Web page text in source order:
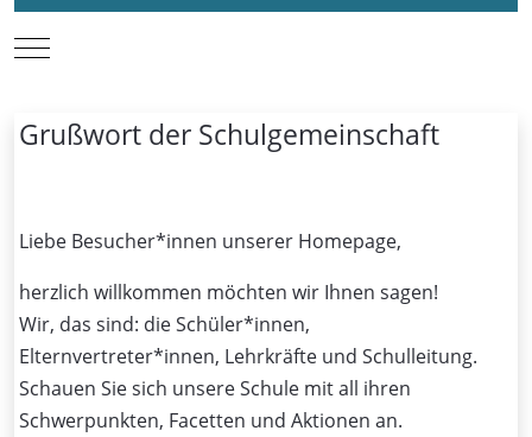
Mobile Menu Toggle
Grußwort der Schulgemeinschaft
Liebe Besucher*innen unserer Homepage,
herzlich willkommen möchten wir Ihnen sagen!
Wir, das sind: die Schüler*innen,
Elternvertreter*innen, Lehrkräfte und Schulleitung.
Schauen Sie sich unsere Schule mit all ihren
Schwerpunkten, Facetten und Aktionen an.